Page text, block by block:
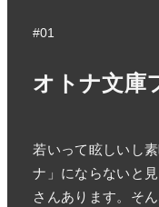
#01
オトナ文庫
若いって眩しいし
ナ」にならないと
さんあります。そ